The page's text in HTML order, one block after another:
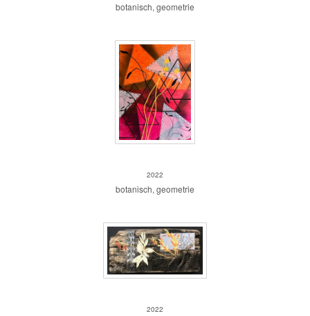
botanisch, geometrie
2022
botanisch, geometrie
2022